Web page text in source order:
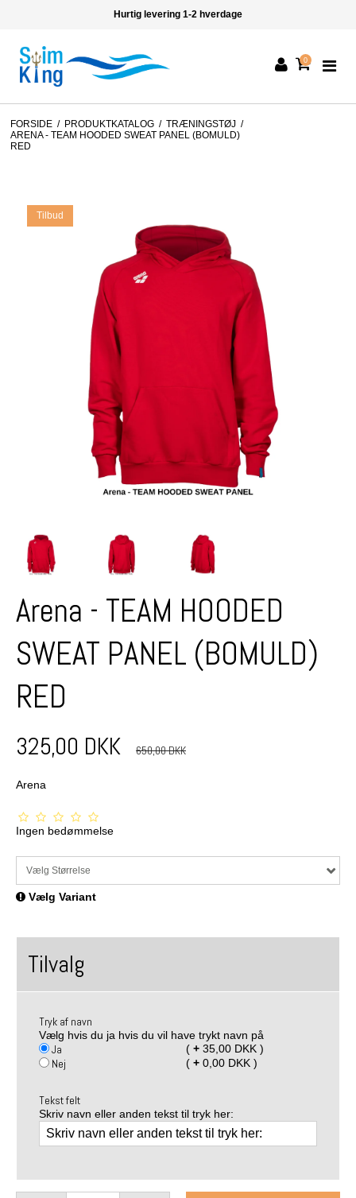
Hurtig levering 1-2 hverdage
0
FORSIDE / PRODUKTKATALOG / TRÆNINGSTØJ /
ARENA - TEAM HOODED SWEAT PANEL (BOMULD)
RED
Tilbud
Arena - TEAM HOODED
SWEAT PANEL (BOMULD)
RED
325,00 DKK 650,00 DKK
Arena
Ingen bedømmelse
Vælg Størrelse
Vælg Variant
Tilvalg
Tryk af navn
Vælg hvis du ja hvis du vil have trykt navn på
Ja ( + 35,00 DKK )
Nej ( + 0,00 DKK )
Tekst felt
Skriv navn eller anden tekst til tryk her: